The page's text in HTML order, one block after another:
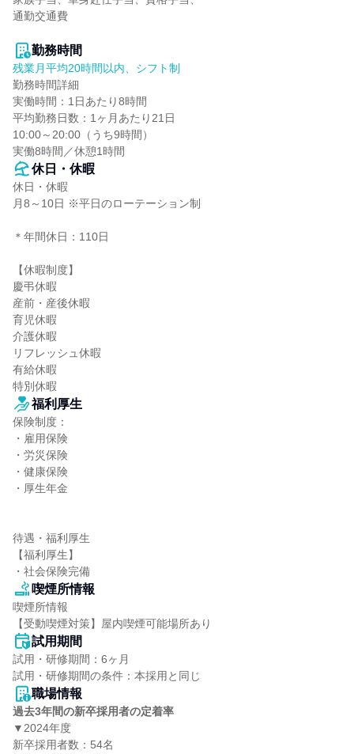
通勤交通費
勤務時間
残業月平均20時間以内、シフト制
勤務時間詳細
実働時間：1日あたり8時間
平均勤務日数：1ヶ月あたり21日
10:00～20:00（うち9時間）
実働8時間／休憩1時間
休日・休暇
休日・休暇
月8～10日 ※平日のローテーション制
＊年間休日：110日
【休暇制度】
慶弔休暇
産前・産後休暇
育児休暇
介護休暇
リフレッシュ休暇
有給休暇
特別休暇
福利厚生
保険制度：
・雇用保険
・労災保険
・健康保険
・厚生年金
待遇・福利厚生
【福利厚生】
・社会保険完備
喫煙所情報
喫煙所情報
【受動喫煙対策】屋内喫煙可能場所あり
試用期間
試用・研修期間：6ヶ月
職場情報
過去3年間の新卒採用者の定着率
▼2024年度
新卒採用者数：54名